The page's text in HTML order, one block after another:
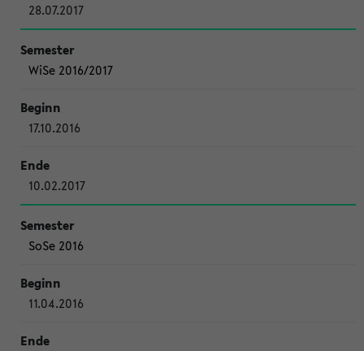
28.07.2017
WiSe 2016/2017
17.10.2016
10.02.2017
SoSe 2016
11.04.2016